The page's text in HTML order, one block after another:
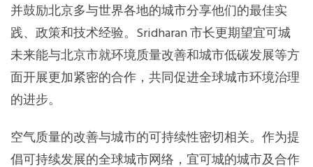
并鼓励北京多与世界各地的城市分享他们的最佳实
践、政策和技术经验。Sridharan 市长更期望宜可城
未来能与北京市就环境质量改善和城市低碳发展等方
面开展更加紧密的合作，共同促进全球城市环境治理
的进步。
空气质量的改善与城市的可持续性密切相关。作为提
倡可持续发展的全球城市网络，宜可城的城市及合作